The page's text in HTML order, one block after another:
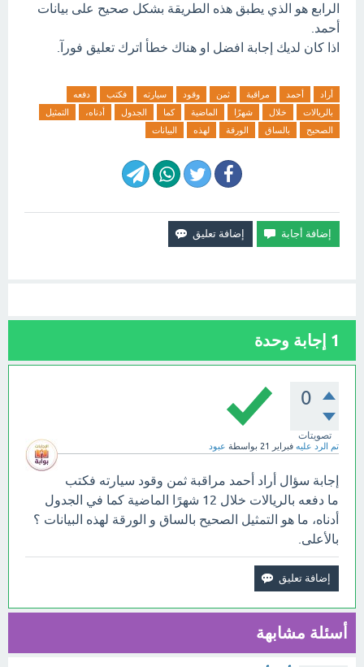
الرابع هو الذي يطبق هذه الطريقة بشكل صحيح على بيانات
أحمد.
اذا كان لديك إجابة افضل او هناك خطأ اترك تعليق فورآ.
أراد أحمد مراقبة ثمن وقود سيارته فكتب
دفعه
بالريالات
خلال شهرًا الماضية كما الجدول أدناه،
التمثيل
الصحيح
بالساق الورقة لهذه البيانات
1 إجابة وحدة
0
تصويتات
تم الرد عليه فبراير 21 بواسطة عبود
إجابة سؤال أراد أحمد مراقبة ثمن وقود سيارته فكتب
ما دفعه بالريالات خلال 12 شهرًا الماضية كما في الجدول
أدناه، ما هو التمثيل الصحيح بالساق و الورقة لهذه البيانات ؟
بالأعلى.
أسئلة مشابهة